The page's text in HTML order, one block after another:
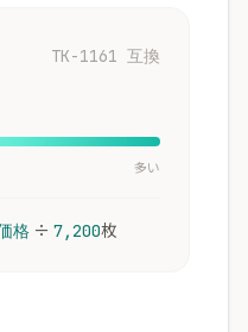
TK-1161 互換
多い
格 ÷ 7,200枚